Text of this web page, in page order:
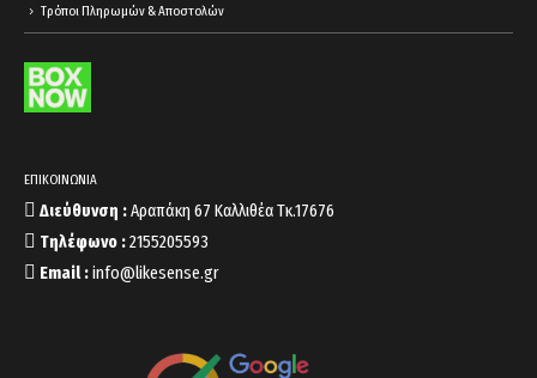
Τρόποι Πληρωμών & Αποστολών
ΕΠΙΚΟΙΝΩΝΙΑ
Διεύθυνση :Αραπάκη 67 Καλλιθέα Τκ.17676
Τηλέφωνο :2155205593
Email :info@likesense.gr